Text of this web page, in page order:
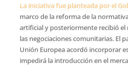
La iniciativa fue planteada por el
marco de la reforma de la
artificial y posteriormente recibió el
las negociaciones comunitarias. El
Unión Europea acordó incorporar
impedirá la introducción en el